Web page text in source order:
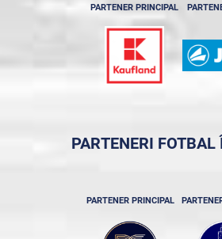
PARTENER PRINCIPAL
PARTENERI FOTBAL
PARTENER PRINCIPAL